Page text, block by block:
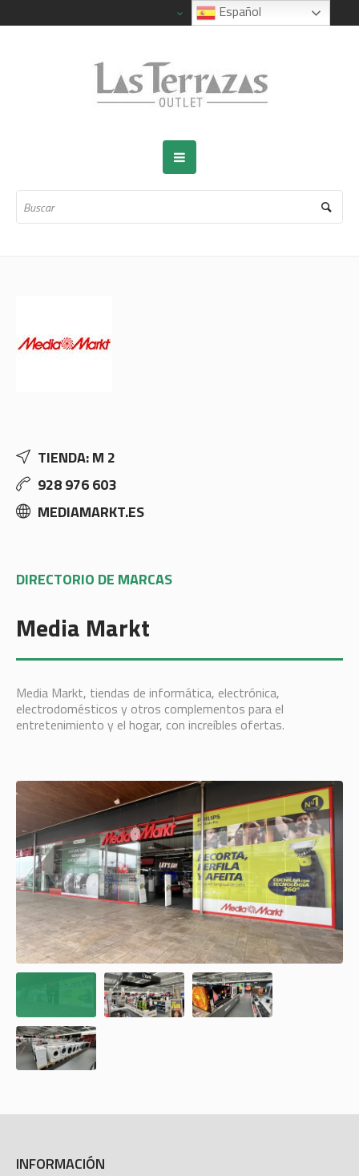
TIENDA: M 2
928 976 603
MEDIAMARKT.ES
DIRECTORIO DE MARCAS
Media Markt
Media Markt, tiendas de informática, electrónica,
electrodomésticos y otros complementos para el
entretenimiento y el hogar, con increíbles ofertas.
INFORMACIÓN
Español